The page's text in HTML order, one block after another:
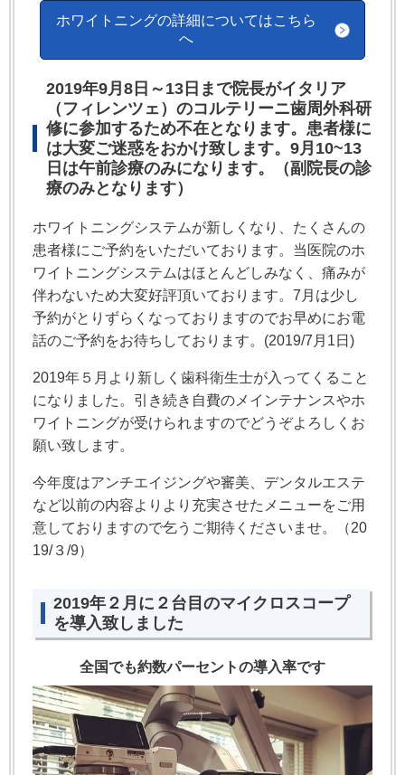
ホワイトニングの詳細についてはこちら
へ
2019年9月8日～13日まで院長がイタリア
（フィレンツェ）のコルテリーニ歯周外科研
修に参加するため不在となります。患者様に
は大変ご迷惑をおかけ致します。9月10~13
日は午前診療のみになります。（副院長の診
療のみとなります）
ホワイトニングシステムが新しくなり、たくさんの
患者様にご予約をいただいております。当医院のホ
ワイトニングシステムはほとんどしみなく、痛みが
伴わないため大変好評頂いております。7月は少し
予約がとりずらくなっておりますのでお早めにお電
話のご予約をお待ちしております。(2019/7月1日)
2019年５月より新しく歯科衛生士が入ってくること
になりました。引き続き自費のメインテナンスやホ
ワイトニングが受けられますのでどうぞよろしくお
願い致します。
今年度はアンチエイジングや審美、デンタルエステ
など以前の内容よりより充実させたメニューをご用
意しておりますので乞うご期待くださいませ。（20
19/３/9）
2019年２月に２台目のマイクロスコープ
を導入致しました
全国でも約数パーセントの導入率です